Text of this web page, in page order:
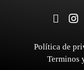
Política de
Terminos